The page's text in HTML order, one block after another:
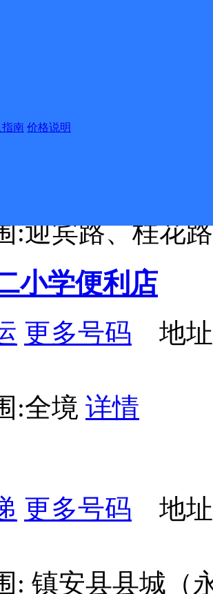
南 价格说明
街，西菜园子
安收费站至镇
:迎宾路、桂花
小学便利店
更多号码 地址
:全境 详情
更多号码 地址
: 镇安县县城（